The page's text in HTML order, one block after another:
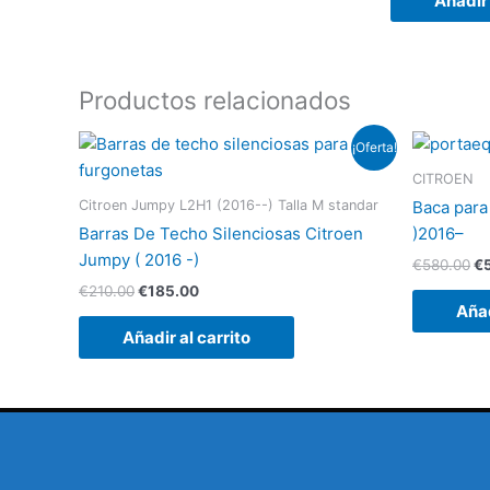
Productos relacionados
¡Oferta!
Citroen Jumpy L2H1 (2016--) Talla M standar
Barras De Techo Silenciosas Citroen
Jumpy ( 2016 -)
€210.00
El
original
€210.00.
€185.00
El
€185.00.
Añadir al carrito
CITROEN
Baca
)2016–
€580.00
El
€